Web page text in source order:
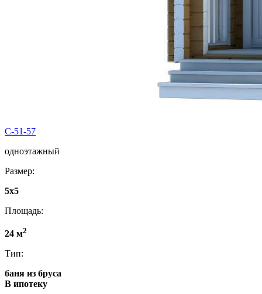
C-51-57
одноэтажный
Размер:
5х5
Площадь:
24 м2
Тип:
баня из бруса
В ипотеку